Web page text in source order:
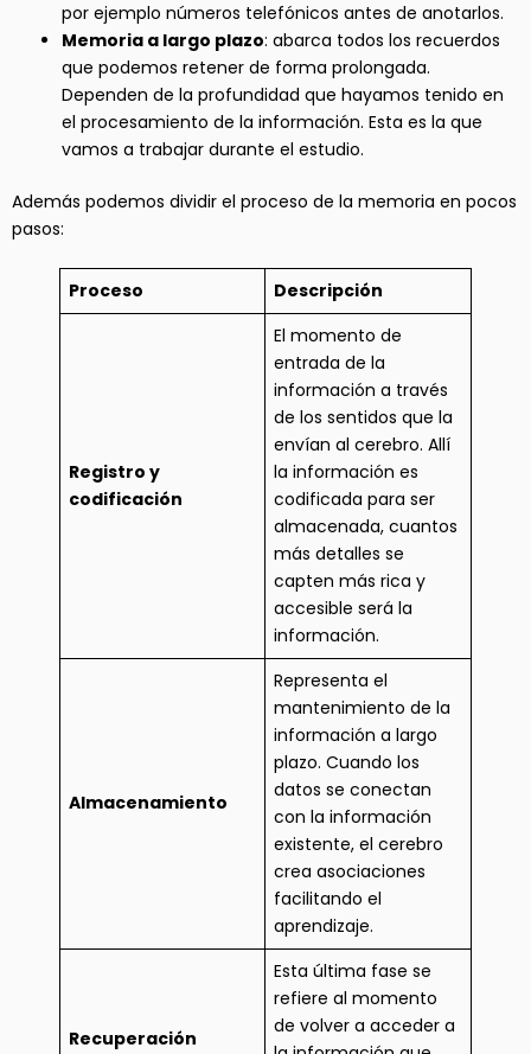
por ejemplo números telefónicos antes de anotarlos.
Memoria a largo plazo: abarca todos los recuerdos
que podemos retener de forma prolongada.
Dependen de la profundidad que hayamos tenido en
el procesamiento de la información. Esta es la que
vamos a trabajar durante el estudio.
Además podemos dividir el proceso de la memoria en pocos
pasos:
Proceso Descripción
Registro y
codificación
El momento de
entrada de la
información a través
de los sentidos que la
envían al cerebro. Allí
la información es
codificada para ser
almacenada, cuantos
más detalles se
capten más rica y
accesible será la
información.
Almacenamiento
Representa el
mantenimiento de la
información a largo
plazo. Cuando los
datos se conectan
con la información
existente, el cerebro
crea asociaciones
facilitando el
aprendizaje.
Recuperación
Esta última fase se
refiere al momento
de volver a acceder a